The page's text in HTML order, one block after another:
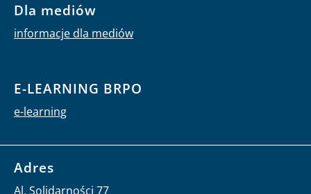
Dla mediów
informacje dla mediów
E-LEARNING BRPO
e-learning
Adres
Al. Solidarności 77